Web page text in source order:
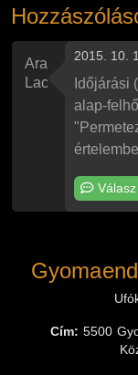
Arany
Laci
2015. 10.
Időjárási
alap-
Válasz
Cím: 5500